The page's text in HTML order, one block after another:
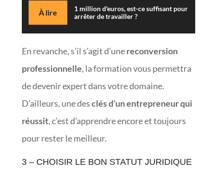
À lire
1 million d'euros, est-ce suffisant pour
arrêter de travailler ?
En revanche, s’il s’agit d’unereconversion
professionnelle, la formation vous permettra
de devenir expert dans votre domaine.
D’ailleurs, une desclés d’un entrepreneur qui
réussit, c’est d’apprendre encore et toujours
pour rester le meilleur.
3 – CHOISIR LE BON STATUT JURIDIQUE